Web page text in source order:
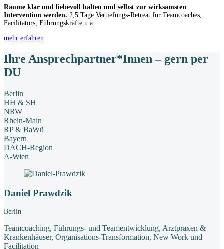
Räume klar und liebevoll halten und selbst zur wirksamsten
Intervention werden. 2,5 Tage Vertiefungs-Retreat für Teamcoaches,
Facilitators, Führungskräfte u.ä.
mehr erfahren
Ihre Ansprechpartner*Innen – gern per
DU
Berlin
HH & SH
NRW
Rhein-Main
RP & BaWü
Bayern
DACH-Region
A-Wien
Daniel Prawdzik
Berlin
Teamcoaching, Führungs- und Teamentwicklung, Arztpraxen &
Krankenhäuser, Organisations-Transformation, New Work und
Facilitation